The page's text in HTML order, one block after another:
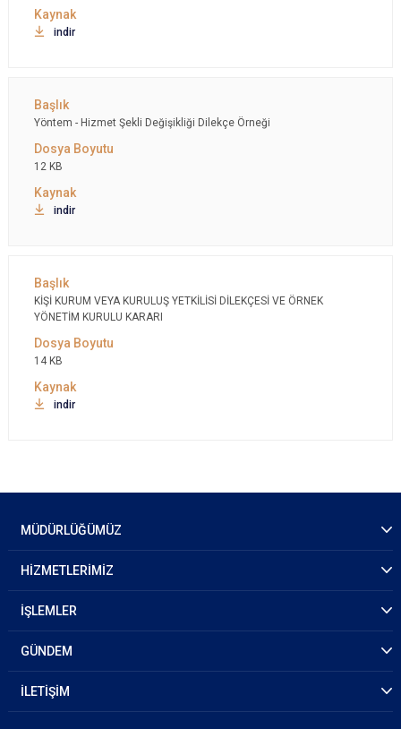
indir
Yöntem - Hizmet Şekli Değişikliği Dilekçe Örneği
12 KB
indir
KİŞİ KURUM VEYA KURULUŞ YETKİLİSİ DİLEKÇESİ VE ÖRNEK
YÖNETİM KURULU KARARI
14 KB
indir
MÜDÜRLÜĞÜMÜZ
HİZMETLERİMİZ
İŞLEMLER
GÜNDEM
İLETİŞİM